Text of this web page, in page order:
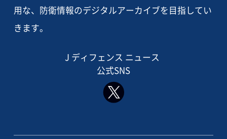
用な、防衛情報のデジタルアーカイブを目指してい
きます。
J ディフェンス ニュース
公式SNS